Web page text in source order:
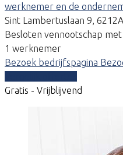
werknemer en de
Sint Lambertuslaan 9,
Besloten vennootschap
1 werknemer
Bezoek bedrijfspagina
Gratis - Vrijblijvend